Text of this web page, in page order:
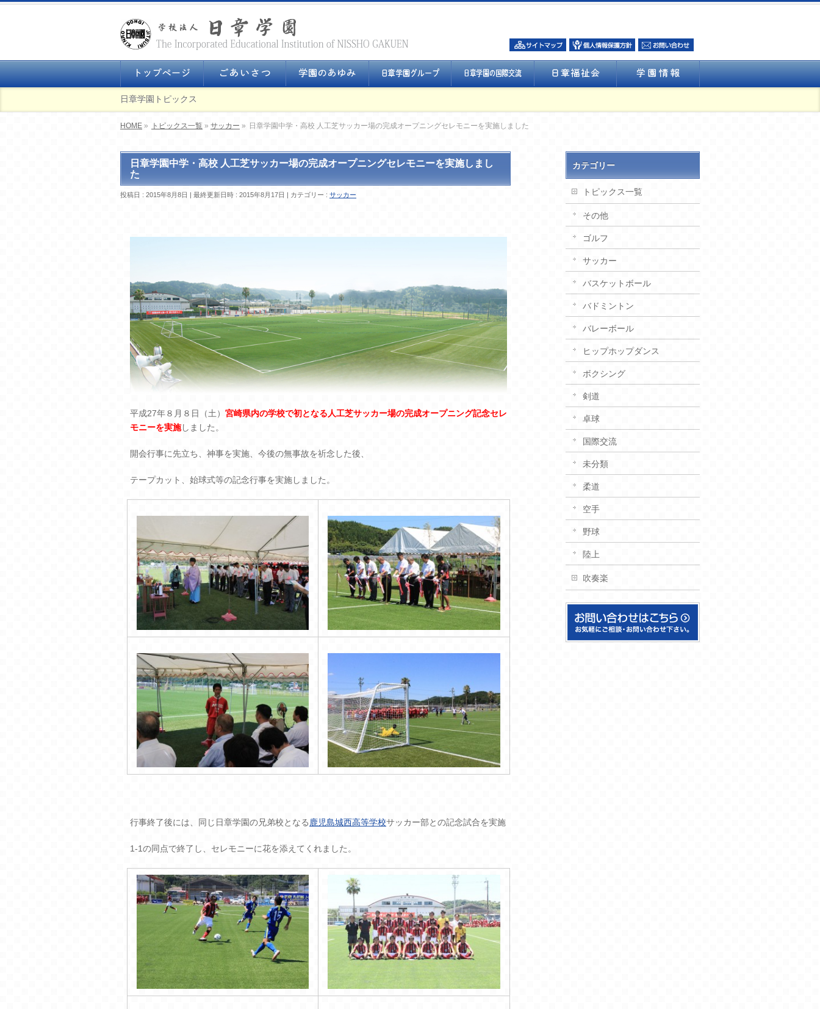
日章学園トピックス
HOME » トピックス一覧 » サッカー » 日章学園中学・高校 人工芝サッカー場の完成オープニングセレモニーを実施しました
日章学園中学・高校 人工芝サッカー場の完成オープニングセレモニーを実施しまし
た
投稿日 : 2015年8月8日 最終更新日時 : 2015年8月17日 カテゴリー : サッカー
平成27年８月８日（土） 宮崎県内の学校で初となる人工芝サッカー場の完成オープニング記念セレ
モニーを実施しました。
開会行事に先立ち、神事を実施、今後の無事故を祈念した後、
テープカット、始球式等の記念行事を実施しました。
行事終了後には、同じ日章学園の兄弟校となる 鹿児島城西高等学校サッカー部との記念試合を実施
1-1の同点で終了し、セレモニーに花を添えてくれました。
カテゴリー
トピックス一覧
その他
ゴルフ
サッカー
バスケットボール
バドミントン
バレーボール
ヒップホップダンス
ボクシング
剣道
卓球
国際交流
未分類
柔道
空手
野球
陸上
吹奏楽